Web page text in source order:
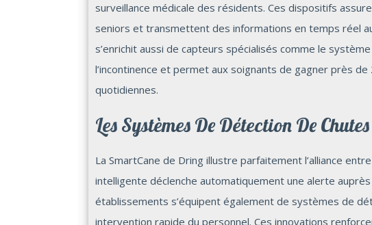
surveillance médicale des résidents. Ces dispositifs
seniors et transmettent des informations en temps réel
s’enrichit aussi de capteurs spécialisés comme le
l’incontinence et permet aux soignants de gagner près
quotidiennes.
Les Systèmes De Détection De Chutes
La SmartCane de Dring illustre parfaitement l’alliance
intelligente déclenche automatiquement une alerte
établissements s’équipent également de systèmes de
intervention rapide du personnel. Ces innovations